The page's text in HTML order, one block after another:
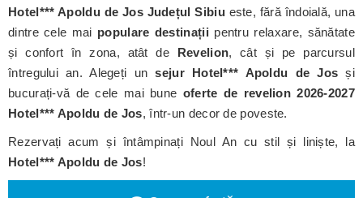
Hotel*** Apoldu de Jos Județul Sibiueste, fără îndoială, una
dintre cele mai populare destinații pentru relaxare, sănătate
și confort în zona, atât de Revelion, cât și pe parcursul
întregului an. Alegeți unsejur Hotel*** Apoldu de Jos și
bucurați-vă de cele mai bune oferte de revelion 2026-2027
Hotel*** Apoldu de Jos, într-un decor de poveste.
Rezervați acum și întâmpinați Noul An cu stil și liniște, la
Hotel*** Apoldu de Jos!